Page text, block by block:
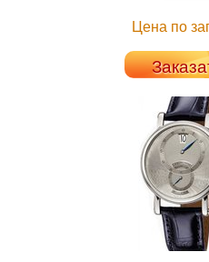
Цена по